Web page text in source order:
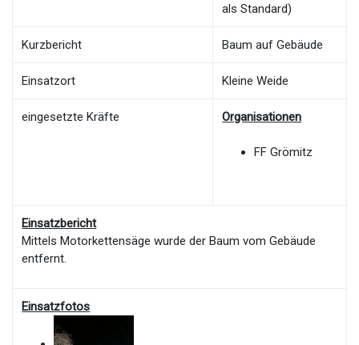
als Standard)
Kurzbericht Baum auf Gebäude
Einsatzort Kleine Weide
eingesetzte Kräfte Organisationen
FF Grömitz
Einsatzbericht
Mittels Motorkettensäge wurde der Baum vom Gebäude
entfernt.
Einsatzfotos